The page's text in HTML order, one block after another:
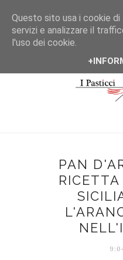
PAN
Questo sito usa i cookie
servizi e analizzare il
l'uso dei cookie.